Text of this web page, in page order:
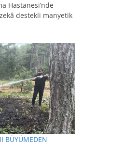
Hastanesi’nde
destekli manyetik
BÜYÜMEDEN